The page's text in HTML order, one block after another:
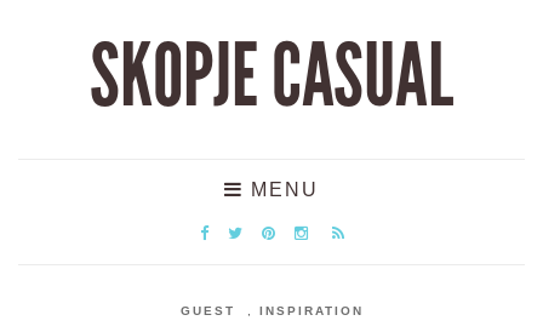
SKOPJE CASUAL
MENU
GUEST INSPIRATION